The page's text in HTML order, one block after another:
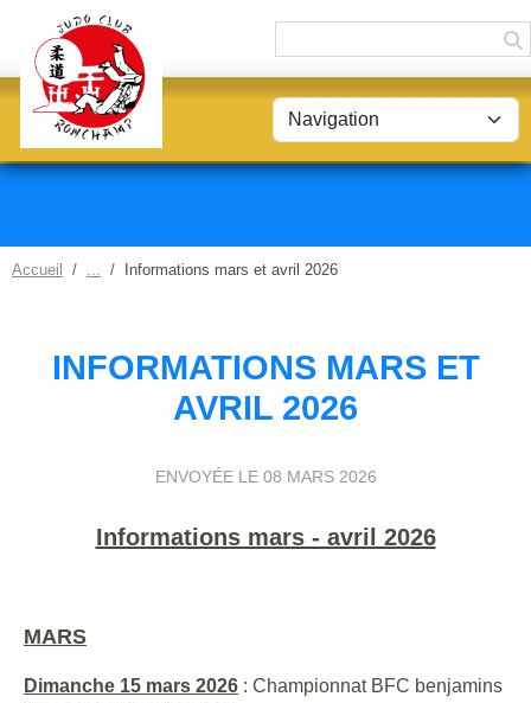
Accueil Informations mars et avril 2026
INFORMATIONS MARS ET
AVRIL 2026
ENVOYÉE LE 08 MARS 2026
Informations mars - avril 2026
MARS
Dimanche 15 mars 2026 : Championnat BFC benjamins
Panneau de gestion des cookies